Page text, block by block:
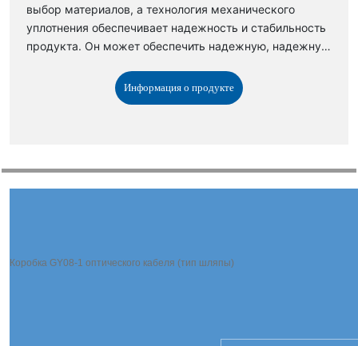
выбор материалов, а технология механического
уплотнения обеспечивает надежность и стабильность
продукта. Он может обеспечить надежную, надежную
разностороннего подключения оптического волокна.
Функция продолжения: использует многослойную
Информация о продукте
Коробка GY08-1 оптического кабеля (тип шляпы)